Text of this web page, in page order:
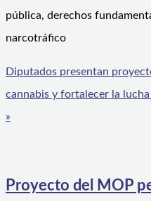
pública, derechos
narcotráfico
Diputados presentan
cannabis y fortalecer la
»
Proyecto del MOP